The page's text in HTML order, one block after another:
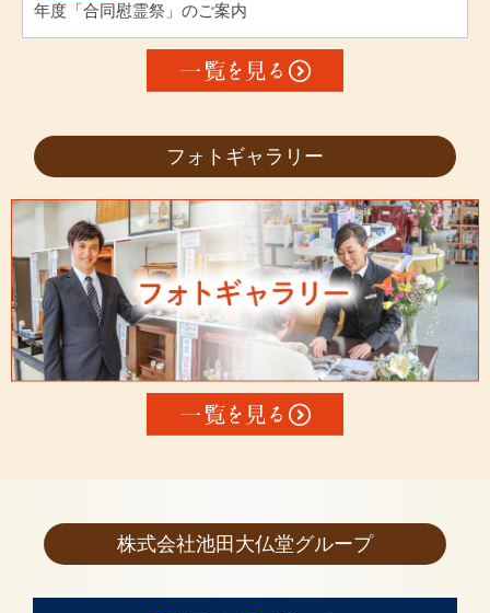
年度「合同慰霊祭」のご案内
フォトギャラリー
株式会社池田大仏堂グループ